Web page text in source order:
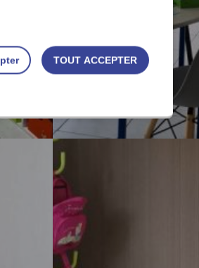
TOUT ACCEPTER